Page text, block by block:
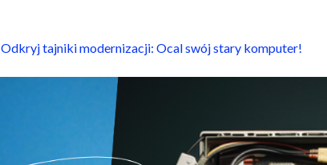
Odkryj tajniki modernizacji: Ocal swój stary komputer!